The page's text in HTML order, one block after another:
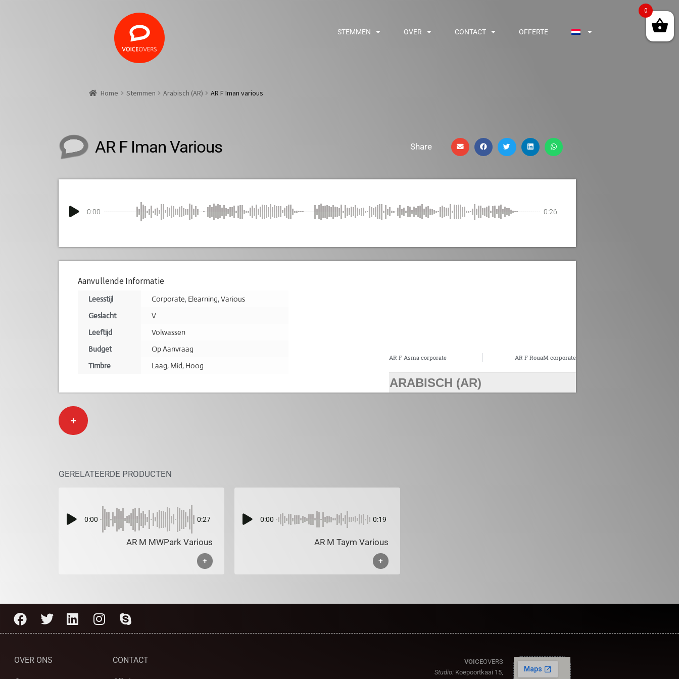
STEMMEN OVER CONTACT OFFERTE
Home Stemmen Arabisch (AR) AR F Iman various
AR F Iman Various Share
0:00 0:26
Aanvullende Informatie
Leesstijl Corporate, Elearning,Various
Geslacht
V
Leeftijd
Volwassen
Budget
Op Aanvraag
Timbre
Laag, Mid, Hoog
AR F Asma corporate AR F RouaM corporate
ARABISCH (AR)
+
GERELATEERDE PRODUCTEN
0:00 0:27
AR M MWPark Various
+
0:00 0:19
AR M Taym Various
+
OVER ONS CONTACT VOICEOVERS
Studio:Koepoortkaai 15,
0